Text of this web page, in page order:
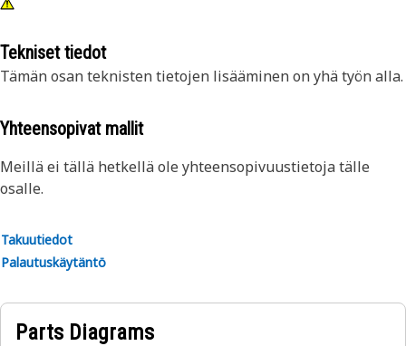
Tekniset tiedot
Tämän osan teknisten tietojen lisääminen on yhä työn alla.
Yhteensopivat mallit
Meillä ei tällä hetkellä ole yhteensopivuustietoja tälle
osalle.
Takuutiedot
Palautuskäytäntö
Parts Diagrams